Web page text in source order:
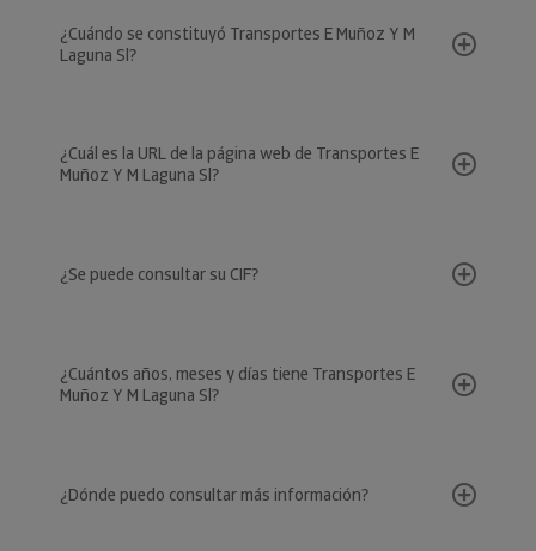
¿Cuándo se constituyó Transportes E Muñoz Y M
Laguna Sl?
¿Cuál es la URL de la página web de Transportes E
Muñoz Y M Laguna Sl?
¿Se puede consultar su CIF?
¿Cuántos años, meses y días tiene Transportes E
Muñoz Y M Laguna Sl?
¿Dónde puedo consultar más información?